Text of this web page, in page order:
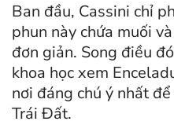
Ban đầu, Cassini chỉ
phun này chứa muối
đơn giản. Song điều
khoa học xem
nơi đáng chú ý nhất
Trái Đất.